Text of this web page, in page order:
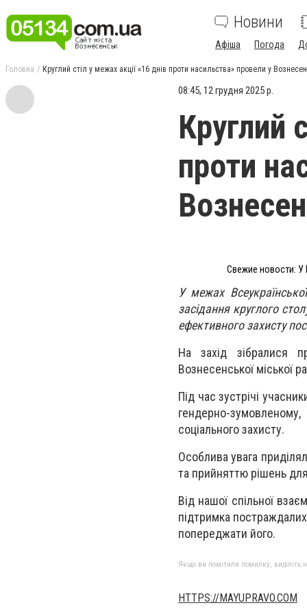
Новини
Афіша Погода
Головна Круглий стіл у межах акції «16 днів проти насильства» провели у
08:45, 12 грудня 2025 р.
Круглий
проти
Свежие новости: У
У межах
засідання круглого
ефективного захисту
На захід зібралися
Вознесенської міської
Під час зустрічі
гендерно-
соціального захисту.
Особлива увага
та прийняттю рішень
Від нашої спільної
підтримка
попереджати його.
Якщо ви помітили помилку, виділіть
HTTPS://MAYUPRAVO.COM